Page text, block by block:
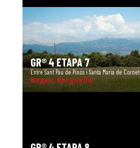
GR® 4 ETAPA 7
Entre Sant Pau de Pinós i Santa Maria de Cornet
Bages, Berguedà